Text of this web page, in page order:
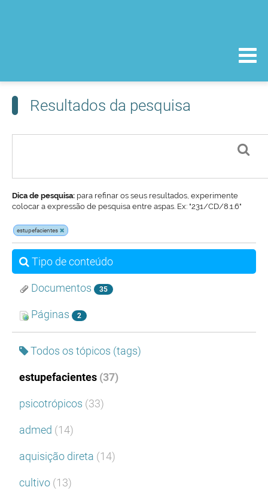
Resultados da pesquisa
Dica de pesquisa: para refinar os seus resultados, experimente
colocar a expressão de pesquisa entre aspas. Ex: "231/CD/8.1.6"
estupefacientes
Tipo de conteúdo
Documentos 35
Páginas 2
Todos os tópicos (tags)
estupefacientes (37)
psicotrópicos (33)
admed (14)
aquisição direta (14)
cultivo (13)